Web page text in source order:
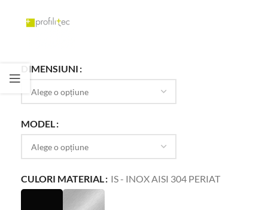
DIMENSIUNI
MODEL
CULORI MATERIAL IS - INOX AISI 304 PERIAT